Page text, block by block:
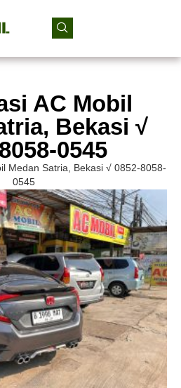
AC Mobil
Bekasi √
0545
Medan Satria, Bekasi √ 0852-8058-
0545